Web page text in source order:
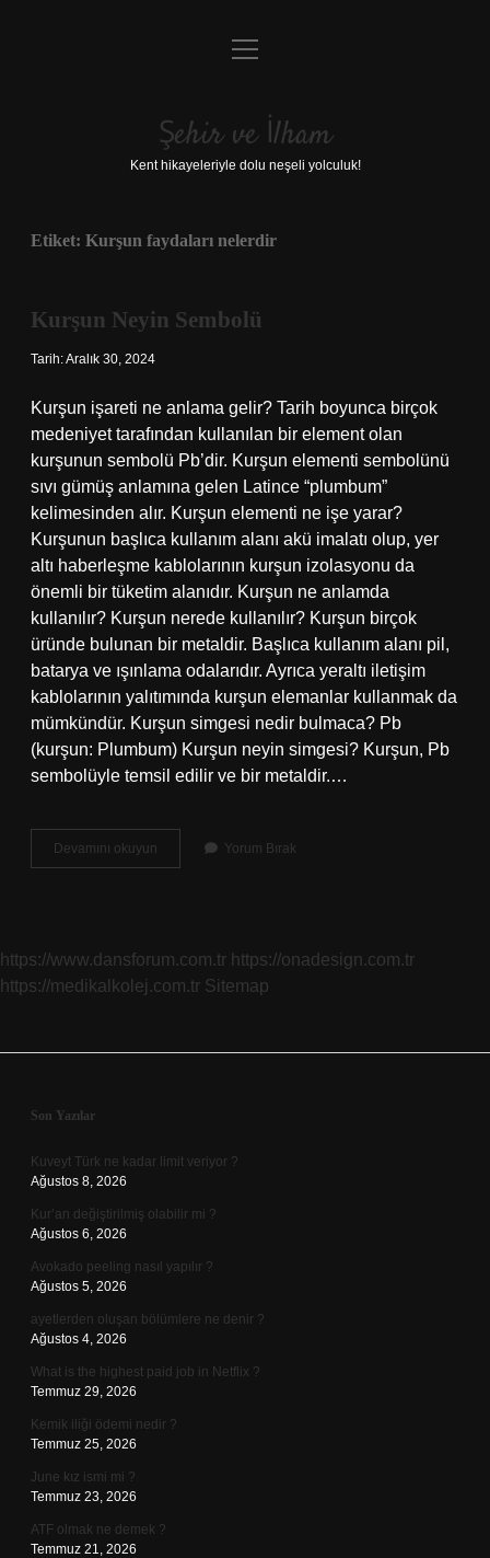
Anasayfa
Yasal Uyarı
menüyü
Şehir ve İlham
Kent hikayeleriyle dolu neşeli yolculuk!
Etiket: Kurşun faydaları nelerdir
Kurşun Neyin Sembolü
Tarih: Aralık 30, 2024
Kurşun işareti ne anlama gelir? Tarih boyunca birçok
medeniyet tarafından kullanılan bir element olan
kurşunun sembolü Pb’dir. Kurşun elementi sembolünü
sıvı gümüş anlamına gelen Latince “plumbum”
kelimesinden alır. Kurşun elementi ne işe yarar?
Kurşunun başlıca kullanım alanı akü imalatı olup, yer
altı haberleşme kablolarının kurşun izolasyonu da
önemli bir tüketim alanıdır. Kurşun ne anlamda
kullanılır? Kurşun nerede kullanılır? Kurşun birçok
üründe bulunan bir metaldir. Başlıca kullanım alanı pil,
batarya ve ışınlama odalarıdır. Ayrıca yeraltı iletişim
kablolarının yalıtımında kurşun elemanlar kullanmak da
mümkündür. Kurşun simgesi nedir bulmaca? Pb
(kurşun: Plumbum) Kurşun neyin simgesi? Kurşun, Pb
sembolüyle temsil edilir ve bir metaldir.…
Devamını okuyun
Neyin
Yorum Bırak
https://www.dansforum.com.tr https://onadesign.com.tr
https://medikalkolej.com.tr Sitemap
Sidebar
Son Yazılar
Kuveyt Türk ne kadar limit veriyor ?
Ağustos 8, 2026
Kur’an değiştirilmiş olabilir mi ?
Ağustos 6, 2026
Avokado peeling nasıl yapılır ?
Ağustos 5, 2026
ayetlerden oluşan bölümlere ne denir ?
Ağustos 4, 2026
What is the highest paid job in Netflix ?
Temmuz 29, 2026
Kemik iliği ödemi nedir ?
Temmuz 25, 2026
June kız ismi mi ?
Temmuz 23, 2026
ATF olmak ne demek ?
Temmuz 21, 2026